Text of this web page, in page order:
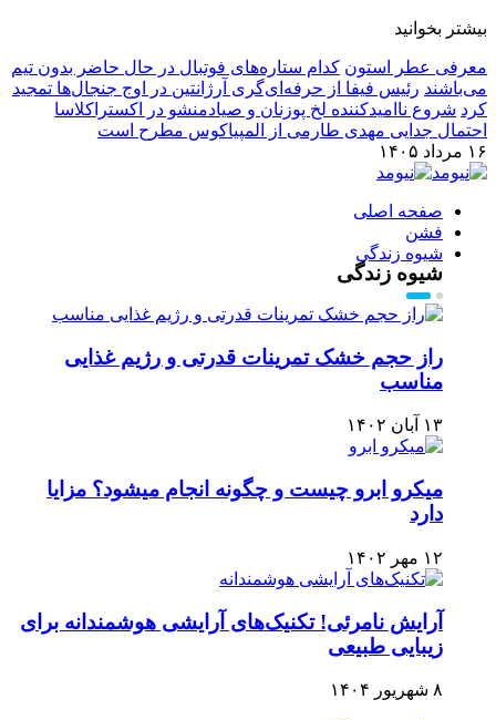
بیشتر بخوانید
معرفی عطر استون کدام ستاره‌های فوتبال در حال حاضر بدون تیم
می‌باشند رئیس فیفا از حرفه‌ای‌گری آرژانتین در اوج جنجال‌ها تمجید
کرد شروع ناامیدکننده لخ پوزنان و صیادمنشو در اکستراکلاسا
احتمال جدایی مهدی طارمی از المپیاکوس مطرح است
۱۶ مرداد ۱۴۰۵
صفحه اصلی
فشن
شیوه زندگی
شیوه زندگی
راز حجم خشک تمرینات قدرتی و رژیم غذایی
مناسب
۱۳ آبان ۱۴۰۲
میکرو ابرو چیست و چگونه انجام میشود؟ مزایا
دارد
۱۲ مهر ۱۴۰۲
آرایش نامرئی! تکنیک‌های آرایشی هوشمندانه برای
زیبایی طبیعی
۸ شهریور ۱۴۰۴